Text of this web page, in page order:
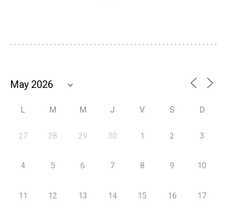
L M M J V S D
27 28 29 30 1 2 3
4 5 6 7 8 9 10
11 12 13 14 15 16 17